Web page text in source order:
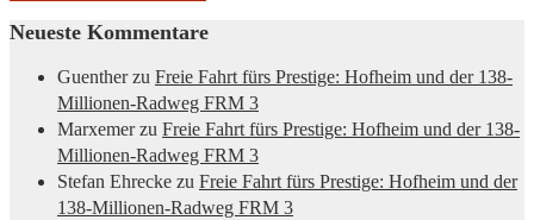
Neueste Kommentare
Guentherzu Freie Fahrt fürs Prestige: Hofheim und der 138-
Millionen-Radweg FRM 3
Marxemerzu Freie Fahrt fürs Prestige: Hofheim und der 138-
Millionen-Radweg FRM 3
Stefan Ehrecke zu Freie Fahrt fürs Prestige: Hofheim und der
138-Millionen-Radweg FRM 3